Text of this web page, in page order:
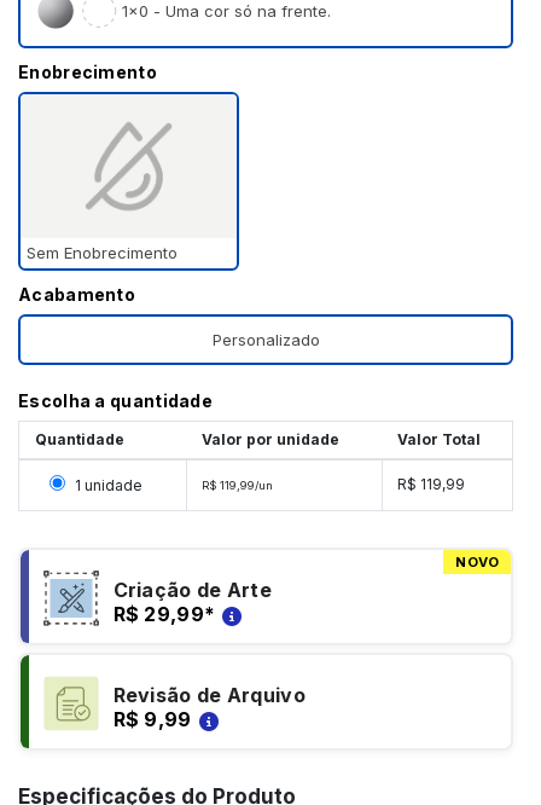
1×0 - Uma cor só na frente.
Enobrecimento
Sem Enobrecimento
Acabamento
Personalizado
Escolha a quantidade
Quantidade Valor por unidade Valor Total
Selecionar 1 unidade
1 unidade R$ 119,99/un R$ 119,99
NOVO
Criação de Arte
R$ 29,99*
Revisão de Arquivo
R$ 9,99
Especificações do Produto